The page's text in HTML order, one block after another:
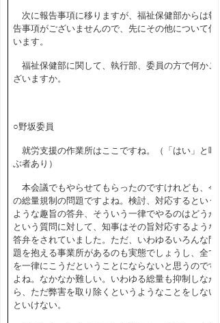
次に報告事項に移りますが、福祉保健部からは報
告事項がございませんので、先にその他について伺
います。
福祉保健部に関して、執行部、委員の方で何かご
ざいますか。
○野坂委員
就労支援の作業所はここですね。（「はい」と呼
ぶ者あり）
本会議でもやらせてもらったのですけれども、今
の総量規制の問題ですよね。検討、対応するという
ような趣旨の答弁、そういう一律でやるのはどうか
という質問に対して、知事はその旨対応するような
答弁をされていました。ただ、いわゆるいろんな問
題を抱える事業所があるのも実態でしょうし、全て
を一律にこうだということにならないと思うのです
よね。なかなか難しい。いわゆる総量も抑制しなが
ら、ただ弊害を取り除くというようなことをしない
といけない。